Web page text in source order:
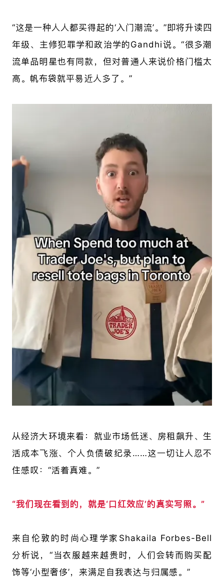
“这是一种人人都买得起的‘入门潮流’。”即将升读四
年级、主修犯罪学和政治学的Gandhi说。“很多潮
流单品明星也有同款，但对普通人来说价格门槛太
高。帆布袋就平易近人多了。”
从经济大环境来看：就业市场低迷、房租飙升、生
活成本飞涨、个人负债破纪录……这一切让人忍不
住感叹：“活着真难。”
“我们现在看到的，就是‘口红效应’的真实写照。”
来自伦敦的时尚心理学家Shakaila Forbes-Bell
分析说，“当衣服越来越贵时，人们会转而购买配
饰等‘小型奢侈’，来满足自我表达与归属感。”